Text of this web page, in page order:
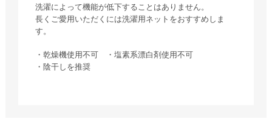
洗濯によって機能が低下することはありません。
長くご愛用いただくには洗濯用ネットをおすすめしま
す。
・乾燥機使用不可 ・塩素系漂白剤使用不可
・陰干しを推奨